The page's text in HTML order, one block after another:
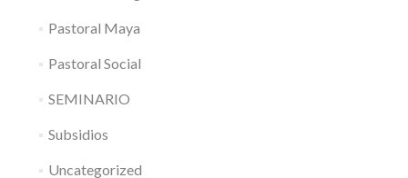
Pastoral Maya
Pastoral Social
SEMINARIO
Subsidios
Uncategorized